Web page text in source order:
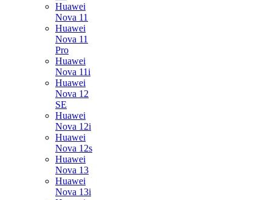
Huawei
Nova 11
Huawei
Nova 11
Pro
Huawei
Nova 11i
Huawei
Nova 12
SE
Huawei
Nova 12i
Huawei
Nova 12s
Huawei
Nova 13
Huawei
Nova 13i